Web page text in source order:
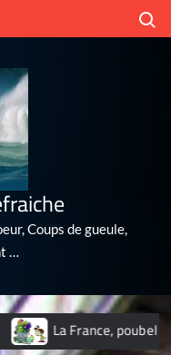
Coups de gueule,
…
La France, poubelle du